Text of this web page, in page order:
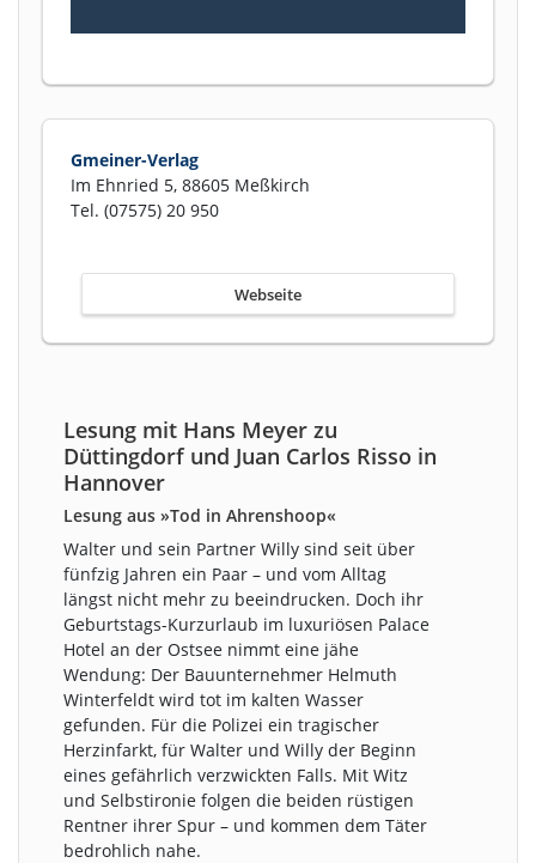
Gmeiner-Verlag
Im Ehnried 5, 88605 Meßkirch
Tel. (07575) 20 950
Webseite
Lesung mit Hans Meyer zu
Düttingdorf und Juan Carlos Risso in
Hannover
Lesung aus »Tod in Ahrenshoop«
Walter und sein Partner Willy sind seit über
fünfzig Jahren ein Paar – und vom Alltag
längst nicht mehr zu beeindrucken. Doch ihr
Geburtstags-Kurzurlaub im luxuriösen Palace
Hotel an der Ostsee nimmt eine jähe
Wendung: Der Bauunternehmer Helmuth
Winterfeldt wird tot im kalten Wasser
gefunden. Für die Polizei ein tragischer
Herzinfarkt, für Walter und Willy der Beginn
eines gefährlich verzwickten Falls. Mit Witz
und Selbstironie folgen die beiden rüstigen
Rentner ihrer Spur – und kommen dem Täter
bedrohlich nahe.